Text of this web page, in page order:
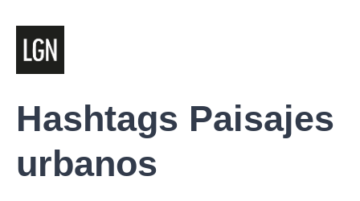
Hashtags Paisajes
urbanos